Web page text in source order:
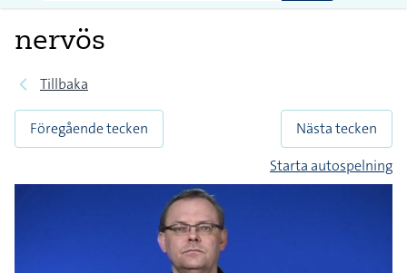
nervös
Tillbaka
Föregående tecken
Nästa tecken
Starta autospelning